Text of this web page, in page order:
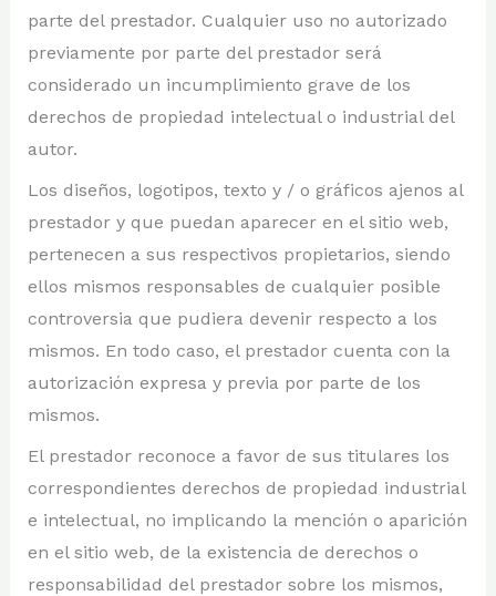
parte del prestador. Cualquier uso no autorizado
previamente por parte del prestador será
considerado un incumplimiento grave de los
derechos de propiedad intelectual o industrial del
autor.
Los diseños, logotipos, texto y / o gráficos ajenos al
prestador y que puedan aparecer en el sitio web,
pertenecen a sus respectivos propietarios, siendo
ellos mismos responsables de cualquier posible
controversia que pudiera devenir respecto a los
mismos. En todo caso, el prestador cuenta con la
autorización expresa y previa por parte de los
mismos.
El prestador reconoce a favor de sus titulares los
correspondientes derechos de propiedad industrial
e intelectual, no implicando la mención o aparición
en el sitio web, de la existencia de derechos o
responsabilidad del prestador sobre los mismos,